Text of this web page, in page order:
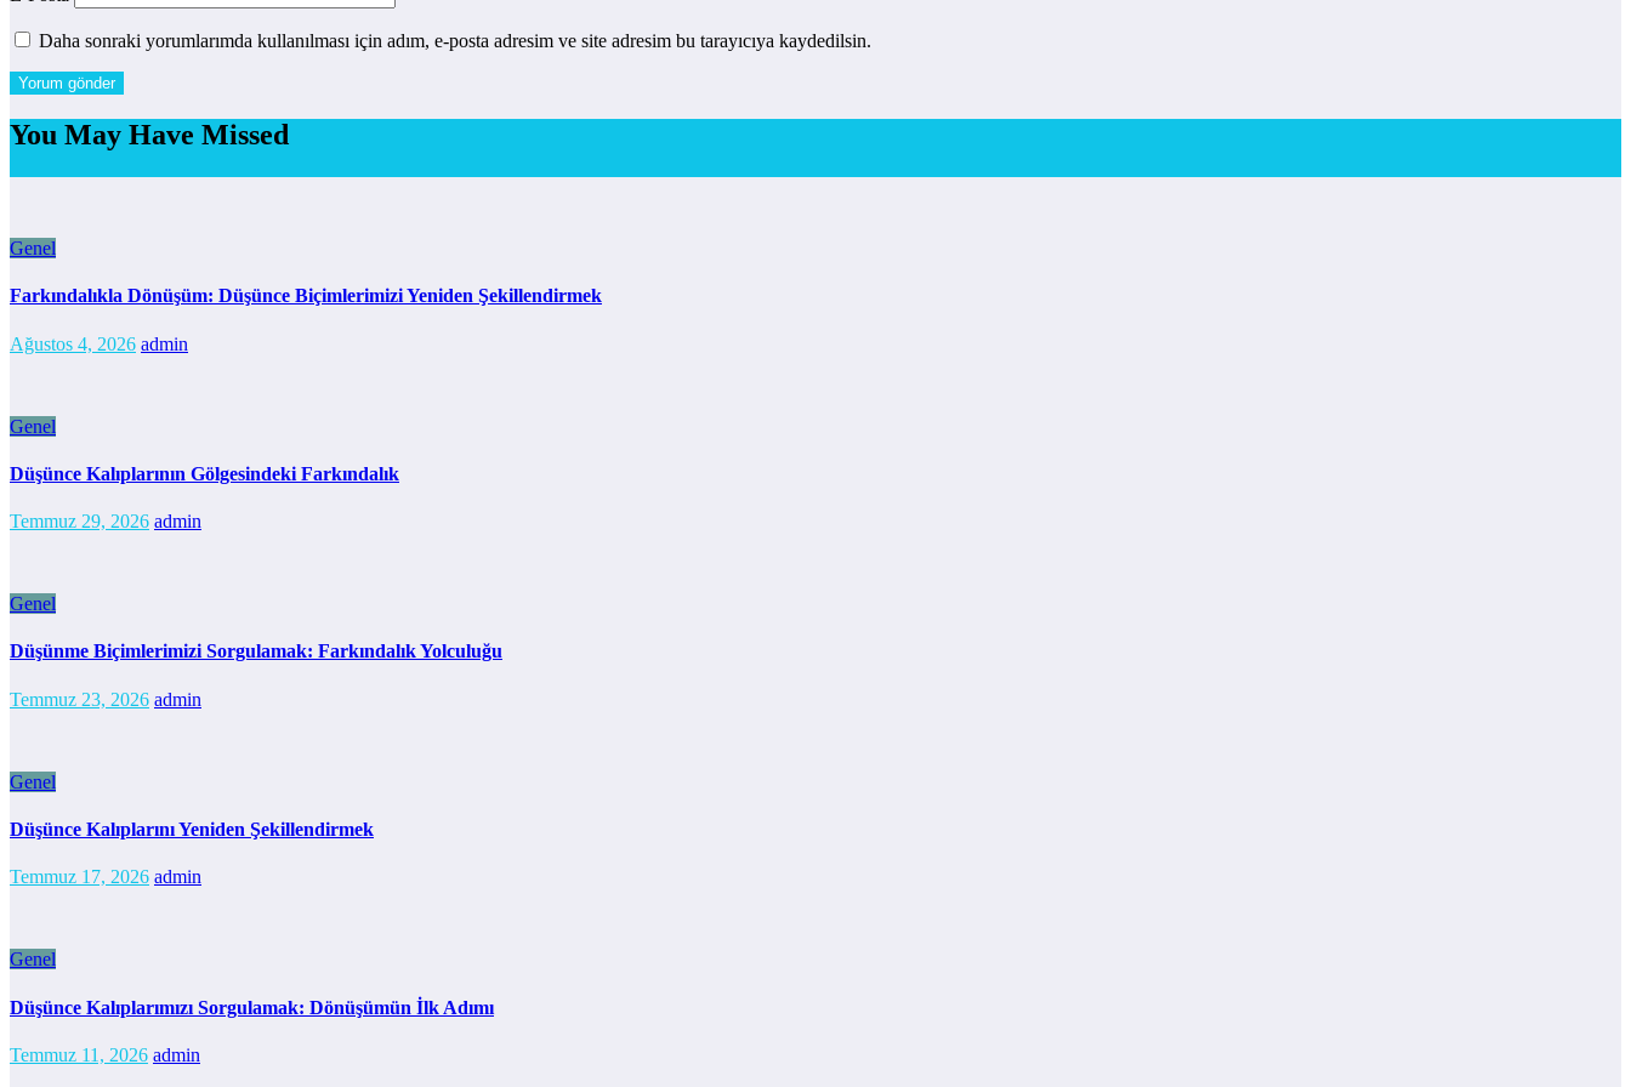
Daha sonraki yorumlarımda kullanılması için adım, e-posta adresim ve site adresim bu tarayıcıya kaydedilsin.
You May Have Missed
Genel
Farkındalıkla Dönüşüm: Düşünce Biçimlerimizi Yeniden Şekillendirmek
Ağustos 4, 2026 admin
Genel
Düşünce Kalıplarının Gölgesindeki Farkındalık
Temmuz 29, 2026 admin
Genel
Düşünme Biçimlerimizi Sorgulamak: Farkındalık Yolculuğu
Temmuz 23, 2026 admin
Genel
Düşünce Kalıplarını Yeniden Şekillendirmek
Temmuz 17, 2026 admin
Genel
Düşünce Kalıplarımızı Sorgulamak: Dönüşümün İlk Adımı
Temmuz 11, 2026 admin